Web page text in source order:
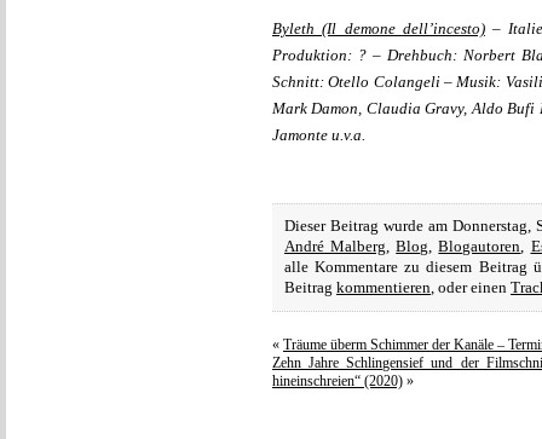
Byleth (Il demone dell’incesto)–
Produktion: ? – Drehbuch: Norbert
Schnitt: Otello Colangeli – Musik:
Mark Damon, Claudia Gravy, Aldo
Jamonte u.v.a.
Dieser Beitrag wurde am
André Malberg,Blog,Blogautoren,
alle Kommentare zu diesem Beitrag
Beitrag kommentieren, oder einen
« Träume überm Schimmer der Kanäle –
Zehn Jahre Schlingensief und der
hineinschreien“ (2020) »